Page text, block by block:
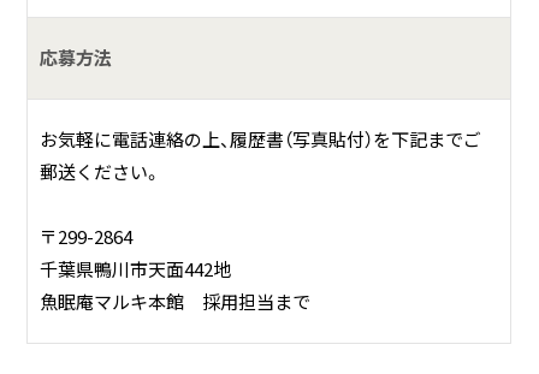
応募方法
お気軽に電話連絡の上、履歴書（写真貼付）を下記までご
郵送ください。
〒299-2864
千葉県鴨川市天面442地
魚眠庵マルキ本館 採用担当まで